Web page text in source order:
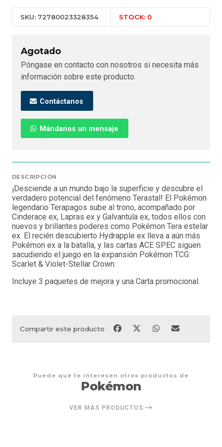
SKU: 72780023328354 STOCK: 0
Agotado
Póngase en contacto con nosotros si necesita más
información sobre este producto.
Contáctanos
Mándanos un mensaje
DESCRIPCIÓN
¡Desciende a un mundo bajo la superficie y descubre el
verdadero potencial del fenómeno Terastal! El Pokémon
legendario Terapagos sube al trono, acompañado por
Cinderace ex, Lapras ex y Galvantula ex, todos ellos con
nuevos y brillantes poderes como Pokémon Tera estelar
ex. El recién descubierto Hydrapple ex lleva a aún más
Pokémon ex a la batalla, y las cartas ACE SPEC siguen
sacudiendo el juego en la expansión Pokémon TCG:
Scarlet & Violet-Stellar Crown.
Incluye 3 paquetes de mejora y una Carta promocional.
Compartir este producto
Puede que te interesen otros productos de
Pokémon
VER MÁS PRODUCTOS